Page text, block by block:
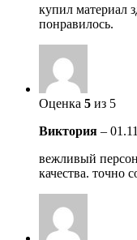
купил материал
понравилось.
Оценка 5 из 5
Виктория –
вежливый
качества. точно